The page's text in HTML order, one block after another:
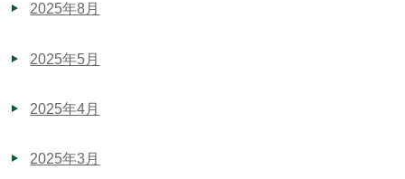
2025年8月
2025年5月
2025年4月
2025年3月